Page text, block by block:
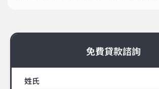
免費貸款諮詢
姓氏